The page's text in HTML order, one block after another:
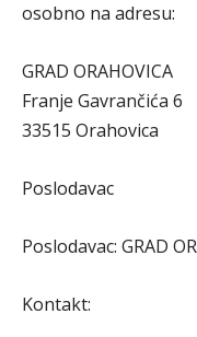
osobno na adresu:
GRAD ORAHOVICA
Franje Gavrančića 6
33515 Orahovica
Poslodavac
Poslodavac: GRAD
Kontakt: